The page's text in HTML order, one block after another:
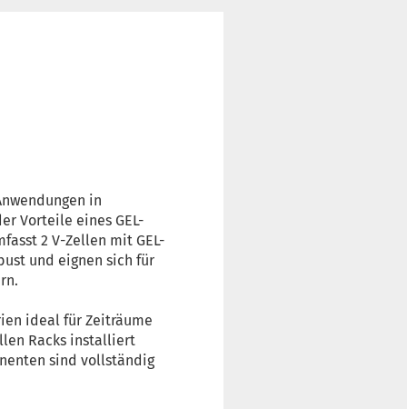
in
Vorteile eines GEL-
2 V-Zellen mit GEL-
und eignen sich für
ideal für Zeiträume
Racks installiert
sind vollständig